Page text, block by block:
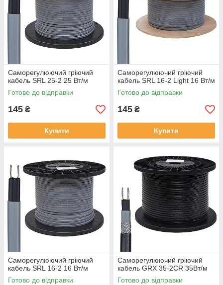
Саморегулюючий гріючий
кабель SRL 25-2 25 Вт/м
Готово до відправки
145 ₴
Купити
Саморегулюючий гріючий
кабель SRL 16-2 Light 16 Вт/м
Готово до відправки
145 ₴
Купити
Саморегулюючий гріючий
кабель SRL 16-2 16 Вт/м
Готово до відправки
Саморегулюючий гріючий
кабель GRX 35-2CR 35Вт/м
Готово до відправки